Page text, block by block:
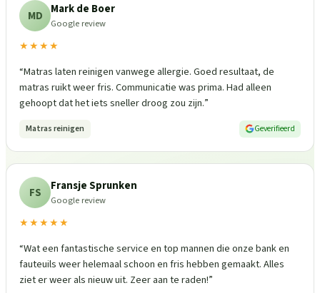
MD Mark de Boer
Google review
★★★★
“Matras laten reinigen vanwege allergie. Goed resultaat, de
matras ruikt weer fris. Communicatie was prima. Had alleen
gehoopt dat het iets sneller droog zou zijn.”
Matras reinigen Geverifieerd
FS Fransje Sprunken
Google review
★★★★★
“Wat een fantastische service en top mannen die onze bank en
fauteuils weer helemaal schoon en fris hebben gemaakt. Alles
ziet er weer als nieuw uit. Zeer aan te raden!”